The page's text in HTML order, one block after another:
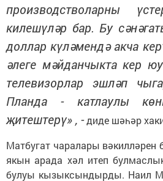
производстволарны
килешүләр бар. Бу
доллар күләмендә акча
әлеге мәйданчыкта кер
телевизорлар эшләп
Планда - катлаулы
җитештерү» , -диде шәһәр
Матбугат чаралары вәкилләрен
якын арада хәл итеп
булуы кызыксындырды. Наил